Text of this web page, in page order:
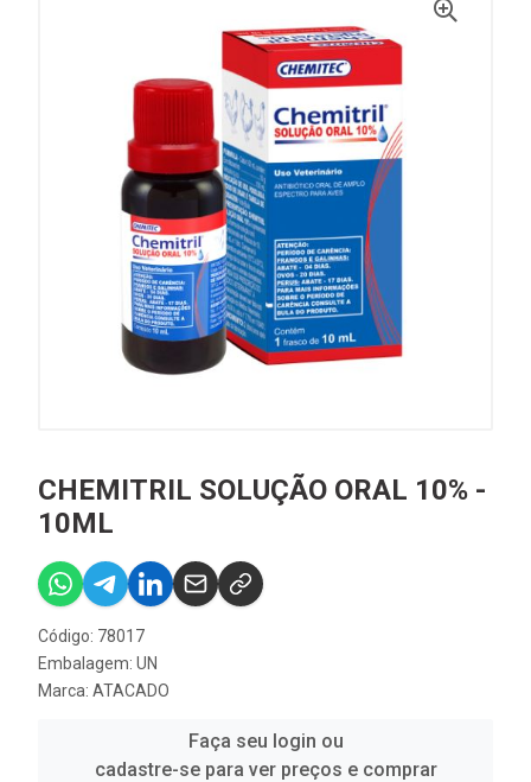
CHEMITRIL SOLUÇÃO ORAL 10% -
10ML
Código: 78017
Embalagem: UN
Marca: ATACADO
Faça seu login ou
cadastre-se para ver preços e comprar